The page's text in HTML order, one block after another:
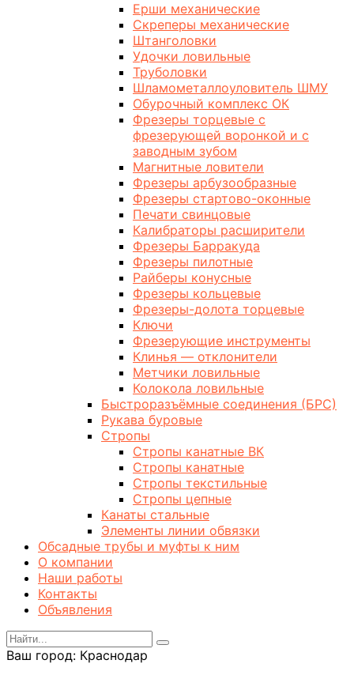
Ерши механические
Скреперы механические
Штанголовки
Удочки ловильные
Труболовки
Шламометаллоуловитель ШМУ
Обурочный комплекс ОК
Фрезеры торцевые с
фрезерующей воронкой и с
заводным зубом
Магнитные ловители
Фрезеры арбузообразные
Фрезеры стартово-оконные
Печати свинцовые
Калибраторы расширители
Фрезеры Барракуда
Фрезеры пилотные
Райберы конусные
Фрезеры кольцевые
Фрезеры-долота торцевые
Ключи
Фрезерующие инструменты
Клинья — отклонители
Метчики ловильные
Колокола ловильные
Быстроразъёмные соединения (БРС)
Рукава буровые
Стропы
Стропы канатные ВК
Стропы канатные
Стропы текстильные
Стропы цепные
Канаты стальные
Элементы линии обвязки
Обсадные трубы и муфты к ним
О компании
Наши работы
Контакты
Объявления
Ваш город: Краснодар